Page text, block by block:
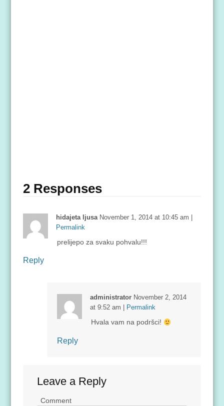
2 Responses
hidajeta ljusa November 1, 2014 at 10:45 am |
Permalink
prelijepo za svaku pohvalu!!!
Reply
administrator November 2, 2014
at 9:52 am Permalink
Hvala vam na podršci!
Reply
Leave a Reply
Comment